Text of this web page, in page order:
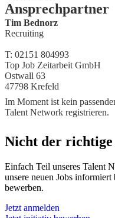
Ansprechpartner
Tim Bednorz
Recruiting
T: 02151 804993
Top Job Zeitarbeit GmbH
Ostwall 63
47798 Krefeld
Im Moment ist kein
Talent Network registrieren.
Nicht der richtige
Einfach Teil unseres Talent
unsere neuen Jobs
bewerben.
Jetzt anmelden